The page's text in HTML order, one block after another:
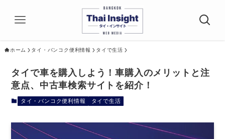
ホーム タイ・バンコク便利情報 タイで生活
タイで車を購入しよう！車購入のメリットと注
意点、中古車検索サイトを紹介！
タイ・バンコク便利情報 タイで生活